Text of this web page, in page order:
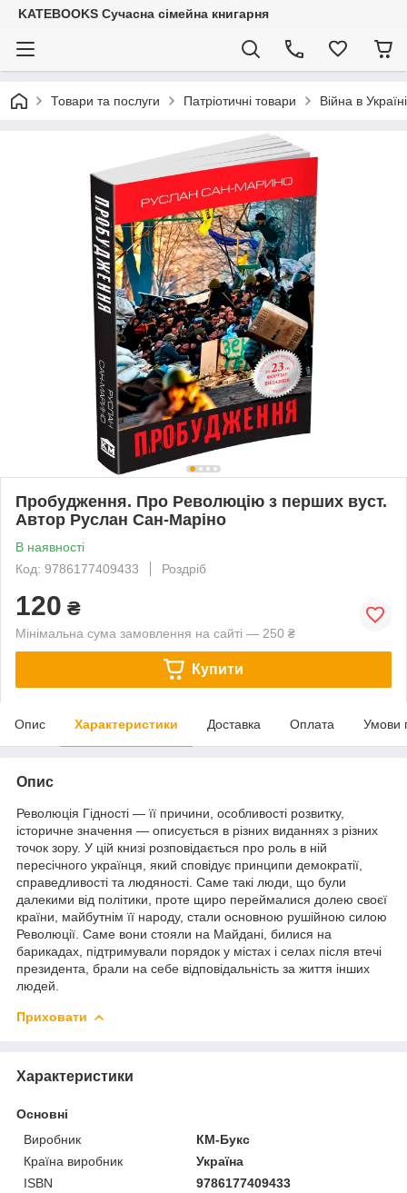
KATEBOOKS Сучасна сімейна книгарня
Товари та послуги Патріотичні товари Війна в Україні
Пробудження. Про Революцію з перших вуст.
Автор Руслан Сан-Маріно
В наявності
Код: 9786177409433
Роздріб
120 ₴
Мінімальна сума замовлення на сайті — 250 ₴
Купити
Опис Характеристики Доставка Оплата Умови
Опис
Революція Гідності — її причини, особливості розвитку,
історичне значення — описується в різних виданнях з різних
точок зору. У цій книзі розповідається про роль в ній
пересічного українця, який сповідує принципи демократії,
справедливості та людяності. Саме такі люди, що були
далекими від політики, проте щиро переймалися долею своєї
країни, майбутнім її народу, стали основною рушійною силою
Революції. Саме вони стояли на Майдані, билися на
барикадах, підтримували порядок у містах і селах після втечі
президента, брали на себе відповідальність за життя інших
людей.
Приховати
Характеристики
Основні
Виробник
КМ-Букс
Країна виробник
Україна
ISBN
9786177409433